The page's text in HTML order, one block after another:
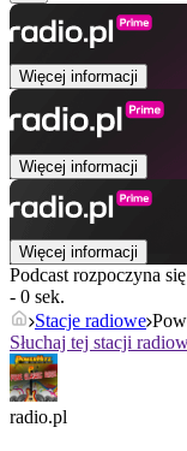
Więcej informacji
Więcej informacji
Więcej informacji
Podcast rozpoczyna
- 0 sek.
Stacje radiowe
Słuchaj tej stacji
radio.pl